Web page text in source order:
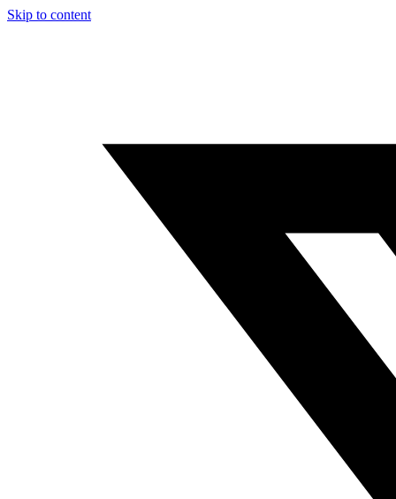
Skip to content